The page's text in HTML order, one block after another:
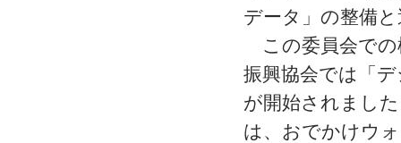
データ」の整備
この委員会での
振興協会では「
が開始されまし
は、おでかけウ